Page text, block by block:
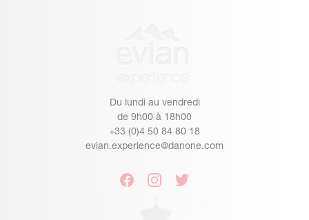
Du lundi au vendredi
de 9h00 à 18h00
+33 (0)4 50 84 80 18
evian.experience@danone.com